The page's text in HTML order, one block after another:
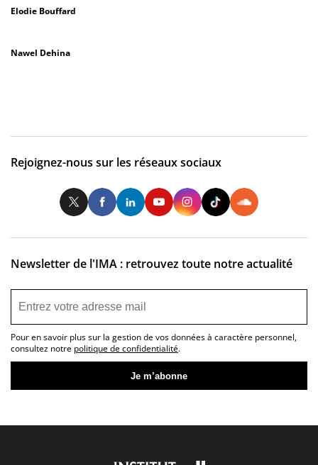
Elodie Bouffard
Nawel Dehina
Rejoignez-nous sur les réseaux sociaux
TwitterFacebookLinkedInYoutubeInstagram
Newsletter de l'IMA : retrouvez toute notre actualité
Pour en savoir plus sur la gestion de vos données à caractère personnel,
consultez notre politique de confidentialité.